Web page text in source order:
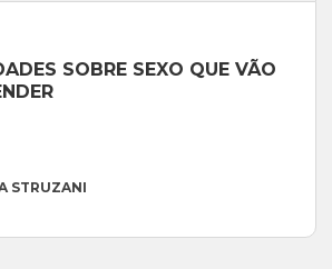
SOBRE SEXO QUE VÃO
STRUZANI